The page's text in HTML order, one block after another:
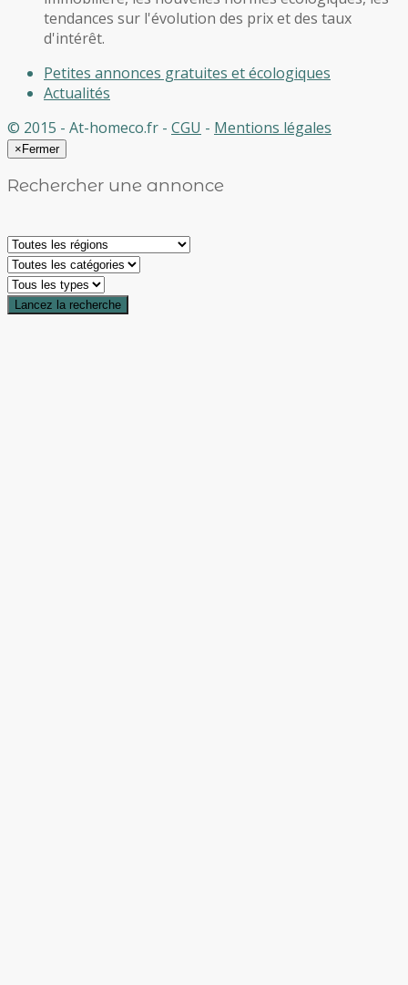
tendances sur l'évolution des prix et des taux
d'intérêt.
Petites annonces gratuites et écologiques
Actualités
© 2015 - At-homeco.fr - CGU - Mentions légales
×Fermer
Rechercher une annonce